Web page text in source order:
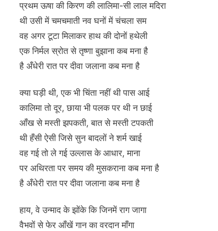
प्रथम ऊषा की किरण की लालिमा-सी लाल मदिरा
थी उसी में चमचमाती नव घनों में चंचला सम
वह अगर टूटा मिलाकर हाथ की दोनों हथेली
एक निर्मल स्रोत से तृष्णा बुझाना कब मना है
है अँधेरी रात पर दीवा जलाना कब मना है
क्या घड़ी थी, एक भी चिंता नहीं थी पास आई
कालिमा तो दूर, छाया भी पलक पर थी न छाई
आँख से मस्ती झपकती, बात से मस्ती टपकती
थी हँसी ऐसी जिसे सुन बादलों ने शर्म खाई
वह गई तो ले गई उल्लास के आधार, माना
पर अथिरता पर समय की मुसकराना कब मना है
है अँधेरी रात पर दीवा जलाना कब मना है
हाय, वे उन्माद के झोंके कि जिनमें राग जागा
वैभवों से फेर आँखें गान का वरदान माँगा